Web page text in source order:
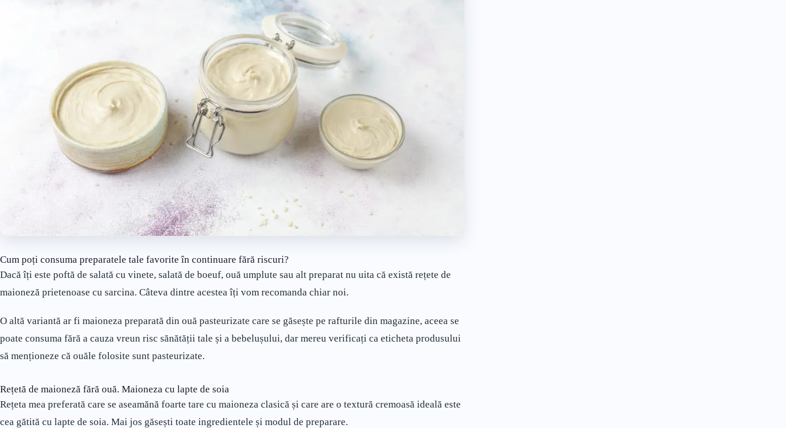
Cum poți consuma preparatele tale favorite în continuare fără riscuri?
Dacă îți este poftă de salată cu vinete, salată de boeuf, ouă umplute sau alt preparat nu uita că există rețete de
maioneză prietenoase cu sarcina. Câteva dintre acestea îți vom recomanda chiar noi.
O altă variantă ar fi maioneza preparată din ouă pasteurizate care se găsește pe rafturile din magazine, aceea se
poate consuma fără a cauza vreun risc sănătății tale și a bebelușului, dar mereu verificați ca eticheta produsului
să menționeze că ouăle folosite sunt pasteurizate.
Rețetă de maioneză fără ouă. Maioneza cu lapte de soia
Rețeta mea preferată care se aseamănă foarte tare cu maioneza clasică și care are o textură cremoasă ideală este
cea gătită cu lapte de soia. Mai jos găsești toate ingredientele și modul de preparare.